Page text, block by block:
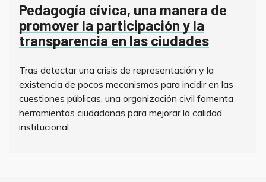
Pedagogía cívica, una manera de
promover la participación y la
transparencia en las ciudades
Tras detectar una crisis de representación y la
existencia de pocos mecanismos para incidir en las
cuestiones públicas, una organización civil fomenta
herramientas ciudadanas para mejorar la calidad
institucional.